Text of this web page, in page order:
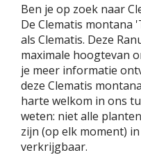
Ben je op zoek naar
De Clematis montana
als Clematis. Deze
maximale hoogtevan
je meer informatie
deze Clematis
harte welkom in ons
weten: niet alle
zijn (op elk moment)
verkrijgbaar.